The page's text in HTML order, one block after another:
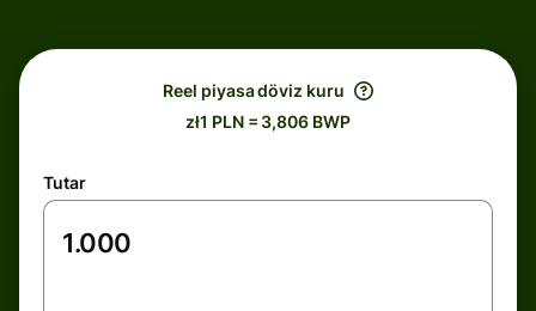
Reel piyasa döviz kuru
zł1 PLN = 3,806 BWP
Tutar